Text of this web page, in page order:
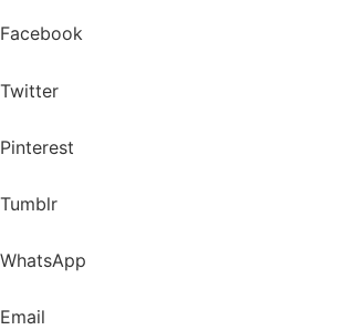
Facebook
Twitter
Pinterest
Tumblr
WhatsApp
Email